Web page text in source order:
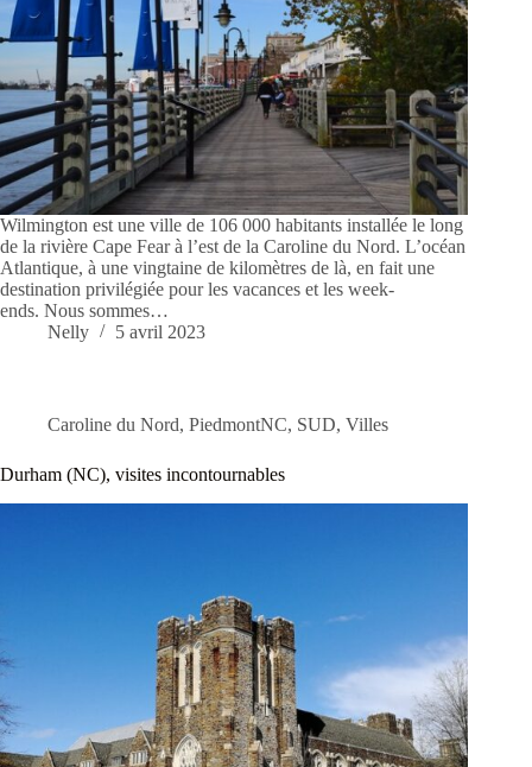
Wilmington est une ville de 106 000 habitants installée le long
de la rivière Cape Fear à l’est de la Caroline du Nord. L’océan
Atlantique, à une vingtaine de kilomètres de là, en fait une
destination privilégiée pour les vacances et les week-
ends. Nous sommes…
Nelly
5 avril 2023
Caroline du Nord, PiedmontNC, SUD, Villes
Durham (NC), visites incontournables